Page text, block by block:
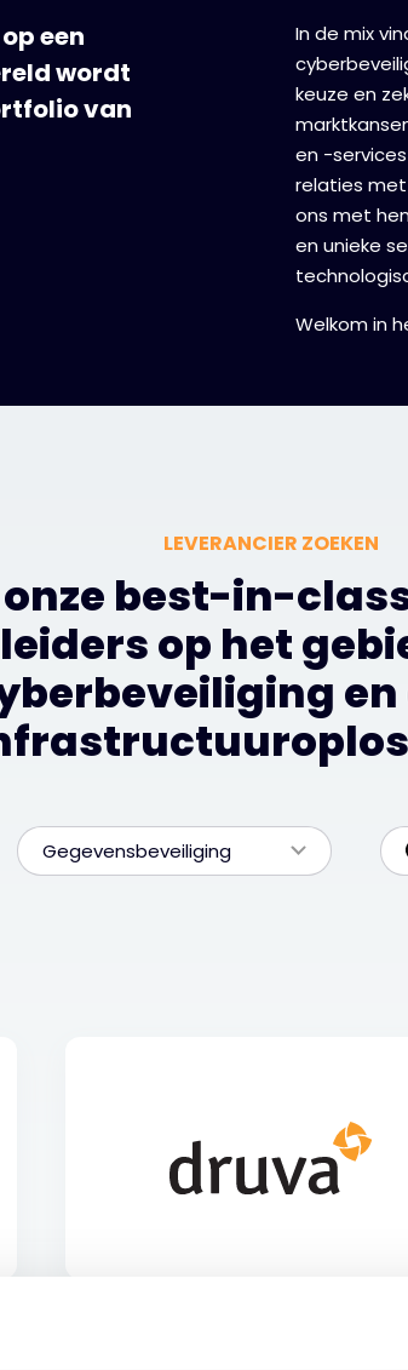
een
wordt
van
In de mix
keuze en
en -
relaties met
ons met
en unieke
Welkom in
LEVERANCIER ZOEKEN
onze best-in-
leiders op het
Gegevensbeveiliging